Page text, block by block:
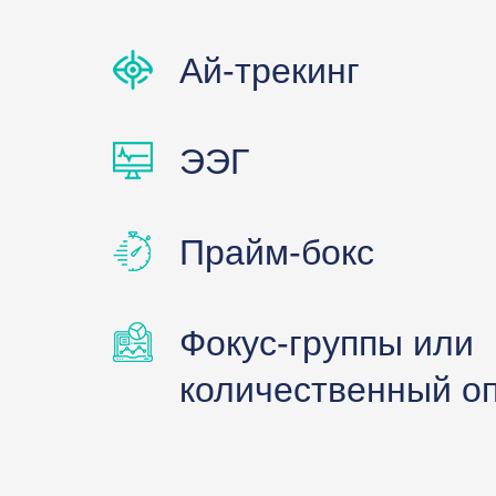
Ай-трекинг
ЭЭГ
Прайм-бокс
Фокус-группы или
количественный